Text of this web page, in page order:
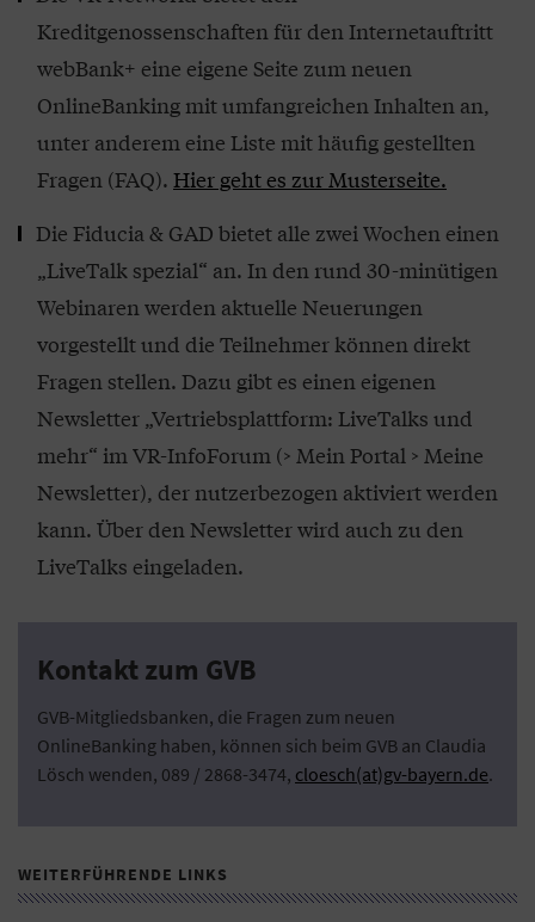
Kreditgenossenschaften für den Internetauftritt
webBank+ eine eigene Seite zum neuen
OnlineBanking mit umfangreichen Inhalten an,
unter anderem eine Liste mit häufig gestellten
Fragen (FAQ). Hier geht es zur Musterseite.
Die Fiducia & GAD bietet alle zwei Wochen einen
„LiveTalk spezial“ an. In den rund 30-minütigen
Webinaren werden aktuelle Neuerungen
vorgestellt und die Teilnehmer können direkt
Fragen stellen. Dazu gibt es einen eigenen
Newsletter „Vertriebsplattform: LiveTalks und
mehr“ im VR-InfoForum (> Mein Portal > Meine
Newsletter), der nutzerbezogen aktiviert werden
kann. Über den Newsletter wird auch zu den
LiveTalks eingeladen.
Kontakt zum GVB
GVB-Mitgliedsbanken, die Fragen zum neuen
OnlineBanking haben, können sich beim GVB an Claudia
Lösch wenden, 089 / 2868-3474, cloesch(at)gv-bayern.de.
WEITERFÜHRENDE LINKS